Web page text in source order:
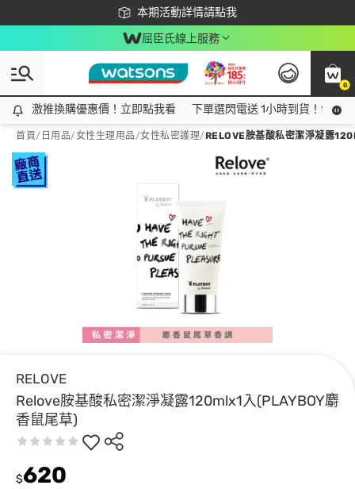
本期活動詳情請點我
下載app最高回饋$350
屈臣氏線上服務
0
激推換購優惠價！立即點我看
激推換購優惠價！立即點我看 下單選閃電送 1小時到貨！領神
首頁/ 日用品/女性生理用品/女性私密護理/RELOVE胺基酸私密潔淨凝露
RELOVE
Relove胺基酸私密潔淨凝露120mlx1入(PLAYBOY麝
香鼠尾草)
$620